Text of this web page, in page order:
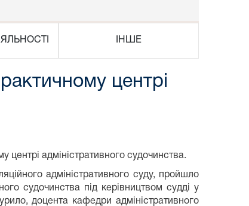
ІНШЕ
центрі
адміністративного судочинства.
адміністративного суду, пройшло
судочинства під керівництвом судді у
доцента кафедри адміністративного